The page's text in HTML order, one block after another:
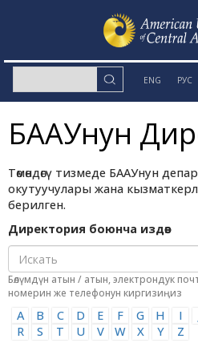
ENG РУС
БААУнун
Төмөндөгү тизмеде БААУнун
окутуучулары жана
берилген.
Директория боюнча издөө:
Бөлүмдүн атын / атын, электрондук
номерин же телефонун киргизиңиз
A B C D E F G H I
R
S T U V W X Y
Z